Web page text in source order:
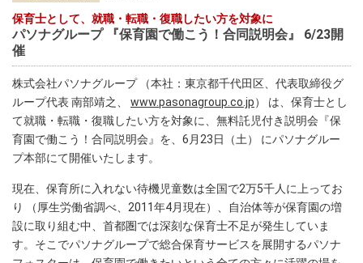
保育士として、就職・転職・復職したい方を対象に
パソナグループ 『保育園で働こう！合同説明会』 6/23開
催
株式会社パソナグループ （本社：東京都千代田区、代表取締役グ
ループ代表 南部靖之、 www.pasonagroup.co.jp） は、保育士とし
て就職・転職・復職したい方を対象に、無料託児付き説明会『保
育園で働こう！合同説明会』を、6月23日（土） にパソナグルー
プ本部にて開催いたします。
現在、保育所に入れない待機児童数は全国で2万5千人に上ってお
り （厚生労働省調べ、2011年4月現在）、自治体等が保育園の増
設に取り組む中、首都圏では深刻な保育士不足が発生していま
す。そこでパソナグループで総合保育サービスを展開するパソナ